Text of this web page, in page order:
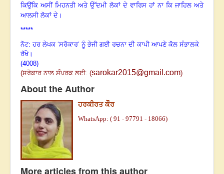
ਕਿਉਂਕਿ ਅਸੀਂ ਮਿਹਨਤੀ ਅਤੇ ਉੱਦਮੀ ਲੋਕਾਂ ਦੇ ਵਾਰਿਸ ਹਾਂ ਨਾ ਕਿ ਜਾਹਿਲ ਅਤੇ
ਆਲਸੀ ਲੋਕਾਂ ਦੇ ।
*****
ਨੋਟ: ਹਰ ਲੇਖਕ ‘ਸਰੋਕਾਰ’ ਨੂੰ ਭੇਜੀ ਗਈ ਰਚਨਾ ਦੀ ਕਾਪੀ ਆਪਣੇ ਕੋਲ ਸੰਭਾਲਕੇ
ਰੱਖੇ।
(4008)
(ਸਰੋਕਾਰ ਨਾਲ ਸੰਪਰਕ ਲਈ: (sarokar2015@gmail.com)
About the Author
ਹਰਕੀਰਤ ਕੌਰ
WhatsApp: ( 91 - 97791 - 18066)
More articles from this author